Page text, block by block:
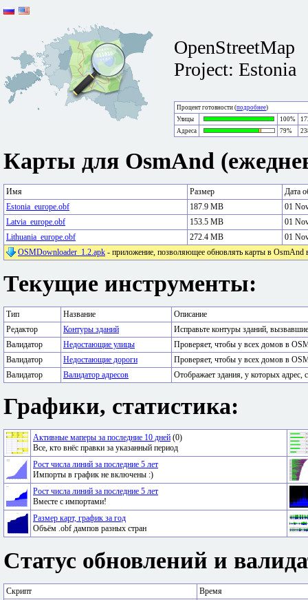
OpenStreetMap
Project: Estonia
Процент готовности (подробнее)
Улицы
100%
Адреса
79%
Карты для OsmAnd
Имя Размер
Дата
Estonia_europe.obf
187.9 MB
01
Latvia_europe.obf
153.5 MB
01
Lithuania_europe.obf
272.4 MB
01
OSMDownloader_1.2.apk - приложение, позволяющее обновлять карты в OsmAnd
Текущие инструменты:
Тип Название
Описание
Редактор
Контуры зданий
Исправьте контуры зданий,
Валидатор
Недостающие улицы
Проверяет, чтобы у всех домов в
Валидатор
Недостающие дороги
Проверяет, чтобы у всех домов в
Валидатор
Валидатор адресов Отображает здания, у которых адрес,
Графики, статистика:
Активные маперы за последние 10 дней (0)
Все, кто внёс правки за указанный период
Рост числа линий за последние 5 лет
Импорты в график не включены :)
Рост числа линий за последние 5 лет
Вместе с импортами!
Размер карт, график за год
Объём .obf дампов разных стран
Статус обновлений и
Скрипт Время